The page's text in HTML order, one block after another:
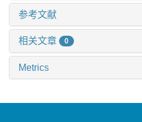
参考文献
相关文章 0
Metrics